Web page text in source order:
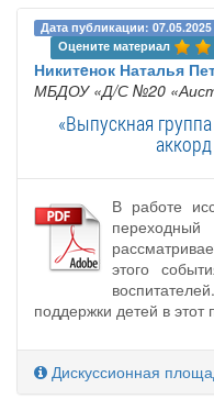
Дата публикации: 07.05.2025
Оцените материал
Никитeнок Наталья
МБДОУ «Д/С №20
«Выпускная
В работе
этого
поддержки детей в этот
Дискуссионная